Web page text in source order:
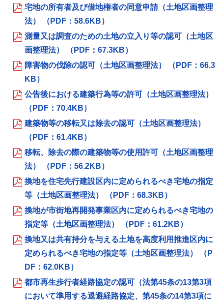
宅地の所有者及び借地権者の同意申請（土地区画整理
法） （PDF：58.6KB）
測量又は調査のための土地の立入り等の認可（土地区
画整理法） （PDF：67.3KB）
障害物の伐除の認可（土地区画整理法） （PDF：66.3
KB）
公告後における建築行為等の許可（土地区画整理法）
（PDF：70.4KB）
建築物等の移転又は除去の認可（土地区画整理法）
（PDF：61.4KB）
移転、除去の際の建築物等の使用許可（土地区画整理
法） （PDF：56.2KB）
換地を住宅先行建設区内に定められるべき宅地の指定
等（土地区画整理法） （PDF：68.3KB）
換地が市街地再開発事業区内に定められるべき宅地の
指定等（土地区画整理法） （PDF：61.2KB）
換地又は共有持分を与える土地を高度利用推進区内に
定められるべき宅地の指定等（土地区画整理法） （P
DF：62.0KB）
都市再生歩行者経路協定の認可（法第45条の13第3項
において準用する退避経路協定、第45条の14第3項に